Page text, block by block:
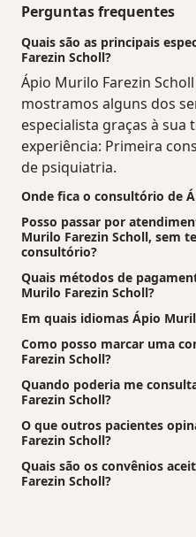
Perguntas frequentes
Quais são as principais
Farezin Scholl?
Ápio Murilo Farezin
mostramos alguns dos
especialista graças à sua
experiência: Primeira
de psiquiatria.
Onde fica o consultório de
Posso passar por
Murilo Farezin Scholl, sem
consultório?
Quais métodos de
Murilo Farezin Scholl?
Em quais idiomas Ápio
Como posso marcar uma
Farezin Scholl?
Quando poderia me
Farezin Scholl?
O que outros pacientes
Farezin Scholl?
Quais são os convênios
Farezin Scholl?